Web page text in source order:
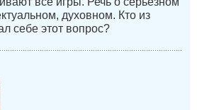
духовном. Кто из
себе этот вопрос?